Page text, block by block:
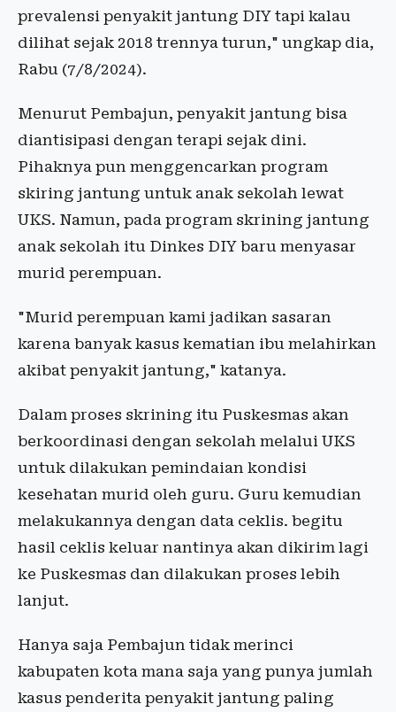
prevalensi penyakit jantung DIY tapi kalau
dilihat sejak 2018 trennya turun," ungkap dia,
Rabu (7/8/2024).
Menurut Pembajun, penyakit jantung bisa
diantisipasi dengan terapi sejak dini.
Pihaknya pun menggencarkan program
skiring jantung untuk anak sekolah lewat
UKS. Namun, pada program skrining jantung
anak sekolah itu Dinkes DIY baru menyasar
murid perempuan.
"Murid perempuan kami jadikan sasaran
karena banyak kasus kematian ibu melahirkan
akibat penyakit jantung," katanya.
Dalam proses skrining itu Puskesmas akan
berkoordinasi dengan sekolah melalui UKS
untuk dilakukan pemindaian kondisi
kesehatan murid oleh guru. Guru kemudian
melakukannya dengan data ceklis. begitu
hasil ceklis keluar nantinya akan dikirim lagi
ke Puskesmas dan dilakukan proses lebih
lanjut.
Hanya saja Pembajun tidak merinci
kabupaten kota mana saja yang punya jumlah
kasus penderita penyakit jantung paling